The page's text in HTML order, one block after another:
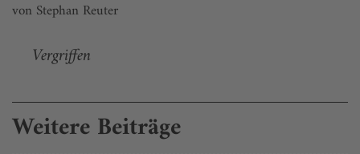
von Stephan Reuter
Vergriffen
Weitere Beiträge